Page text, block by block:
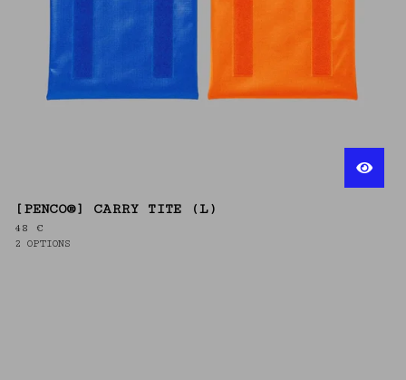
[PENCO®] CARRY TITE (L)
48 €
2 OPTIONS